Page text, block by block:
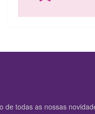
de todas as nossas